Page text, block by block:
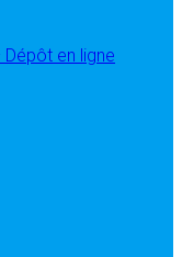
en ligne